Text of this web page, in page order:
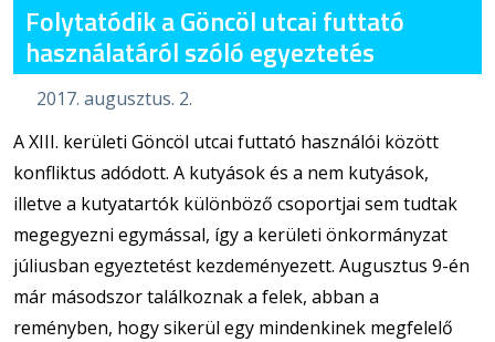
Folytatódik a Göncöl utcai futtató
használatáról szóló egyeztetés
2017. augusztus. 2.
A XIII. kerületi Göncöl utcai futtató használói között
konfliktus adódott. A kutyások és a nem kutyások,
illetve a kutyatartók különböző csoportjai sem tudtak
megegyezni egymással, így a kerületi önkormányzat
júliusban egyeztetést kezdeményezett. Augusztus 9-én
már másodszor találkoznak a felek, abban a
reményben, hogy sikerül egy mindenkinek megfelelő